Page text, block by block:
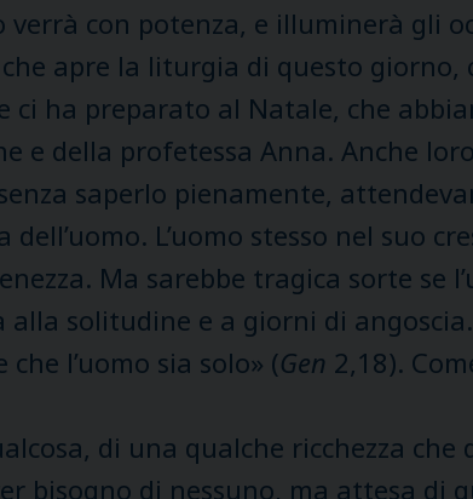
verrà con potenza, e illuminerà gli
che apre la liturgia di questo
ci ha preparato al Natale, che
e della profetessa Anna. Anche
saperlo pienamente,
dell’uomo. L’uomo stesso nel suo
Ma sarebbe tragica sorte se
alla solitudine e a giorni di
l’uomo sia solo» (Gen 2,18).
di una qualche ricchezza
bisogno di nessuno, ma attesa di